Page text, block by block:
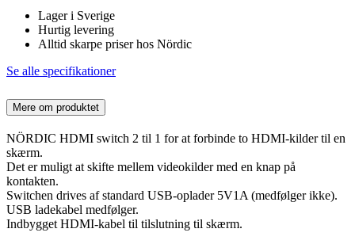
Lager i Sverige
Hurtig levering
Alltid skarpe priser hos Nördic
Se alle specifikationer
Mere om produktet
NÖRDIC HDMI switch 2 til 1 for at forbinde to HDMI-kilder til en
skærm.
Det er muligt at skifte mellem videokilder med en knap på
kontakten.
Switchen drives af standard USB-oplader 5V1A (medfølger ikke).
USB ladekabel medfølger.
Indbygget HDMI-kabel til tilslutning til skærm.